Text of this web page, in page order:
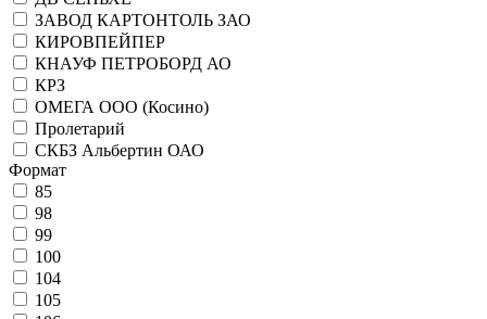
ЗАВОД КАРТОНТОЛЬ ЗАО
КИРОВПЕЙПЕР
КНАУФ ПЕТРОБОРД АО
КРЗ
ОМЕГА ООО (Косино)
Пролетарий
СКБЗ Альбертин ОАО
Формат
85
98
99
100
104
105